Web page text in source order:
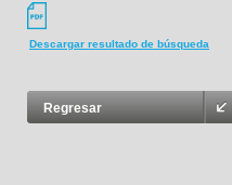
Descargar resultado de búsqueda
Regresar